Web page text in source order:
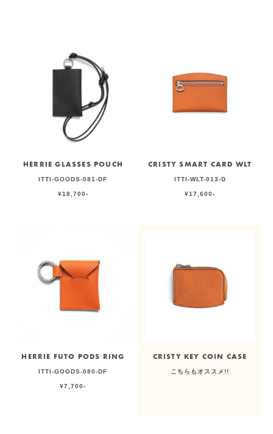
HERRIE GLASSES POUCH
ITTI-GOODS-081-DF
¥18,700-
CRISTY SMART CARD WLT
ITTI-WLT-013-D
¥17,600-
HERRIE FUTO PODS RING
ITTI-GOODS-080-DF
¥7,700-
CRISTY KEY COIN CASE
こちらもオススメ!!